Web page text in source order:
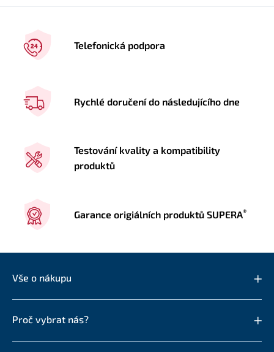
Telefonická podpora
Rychlé doručení do následujícího dne
Testování kvality a kompatibility
produktů
Garance origiálních produktů SUPERA®
Vše o nákupu
Proč vybrat nás?